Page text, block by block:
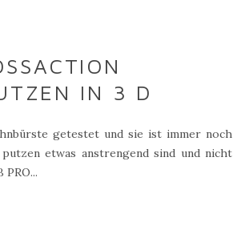
IN 3 D
getestet und sie ist immer noch
etwas anstrengend sind und nicht